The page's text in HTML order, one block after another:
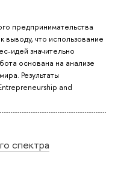
предпринимательства
что использование
идей значительно
основана на анализе
Результаты
and
спектра